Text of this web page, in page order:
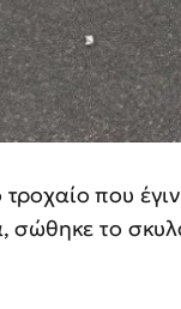
που
σώθηκε το